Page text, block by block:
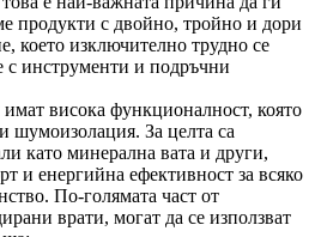
продукти с двойно, тройно и дори
което изключително трудно се
с инструменти и подръчни
висока функционалност, която
шумоизолация. За целта са
като минерална вата и други,
и енергийна ефективност за всяко
По-голямата част от
врати, могат да се използват